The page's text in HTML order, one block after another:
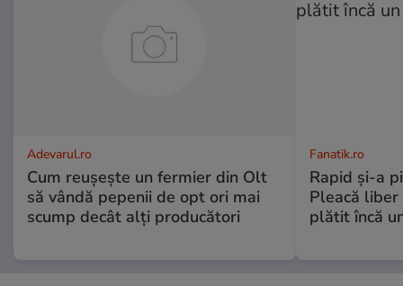
Adevarul.ro
Cum reușește un fermier din Olt
să vândă pepenii de opt ori mai
scump decât alți producători
Fanatik.ro
Rapid și-a
Pleacă
plătit încă